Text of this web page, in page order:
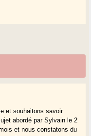
et souhaitons savoir
abordé par Sylvain le 2
et nous constatons du